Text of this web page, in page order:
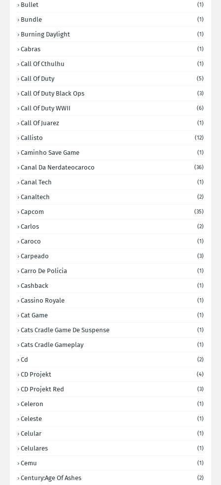
Bullet (1)
Bundle (1)
Burning Daylight (1)
Cabras (1)
Call Of Cthulhu (1)
Call Of Duty (5)
Call Of Duty Black Ops (3)
Call Of Duty WWII (6)
Call Of Juarez (1)
Callisto (12)
Caminho Save Game (1)
Canal Da Nerdateocaroco (36)
Canal Tech (1)
Canaltech (2)
Capcom (35)
Carlos (2)
Caroco (1)
Carpeado (3)
Carro De Policia (1)
Cashback (1)
Cassino Royale (1)
Cat Game (1)
Cats Cradle Game De Suspense (1)
Cats Cradle Gameplay (1)
Cd (2)
CD Projekt (4)
CD Projekt Red (3)
Celeron (1)
Celeste (1)
Celular (1)
Celulares (1)
Cemu (1)
Century:Age Of Ashes (2)